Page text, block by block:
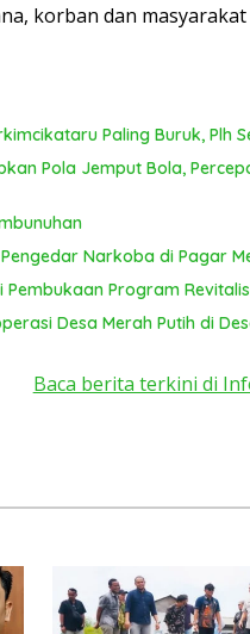
korban dan
Paling Buruk, Plh
Pola Jemput Bola,
Narkoba di Pagar
Pembukaan Program
Desa Merah Putih di
Baca berita terkini di